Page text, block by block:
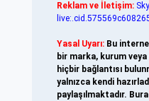
Reklam ve İletişim:
Yasal Uyarı: Bu
bir marka, kurum
hiçbir bağlantısı
yalnızca kendi
paylaşılmaktadır.